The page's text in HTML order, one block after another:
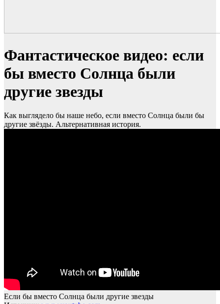
Фантастическое видео: если
бы вместо Солнца были
другие звезды
Как выглядело бы наше небо, если вместо Солнца были бы
другие звёзды. Альтернативная история.
Если бы вместо Солнца были другие звезды